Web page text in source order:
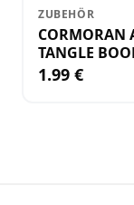
ZUBEHÖR
CORMORAN
TANGLE
12CM
1.99 €